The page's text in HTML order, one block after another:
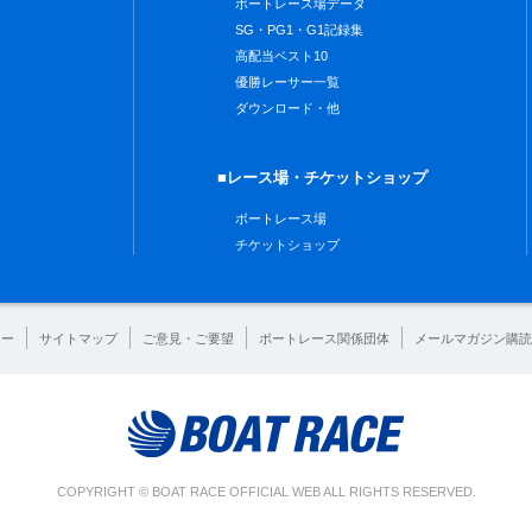
ボートレース場データ
SG・PG1・G1記録集
高配当ベスト10
優勝レーサー一覧
ダウンロード・他
■レース場・チケットショップ
ボートレース場
チケットショップ
サイトマップ ご意見・ご要望 ボートレース関係団体 メールマガジン購読
COPYRIGHT © BOAT RACE OFFICIAL WEB ALL RIGHTS RESERVED.